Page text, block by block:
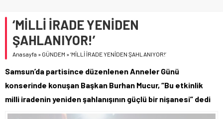
‘MİLLİ İRADE YENİDEN
ŞAHLANIYOR!’
Anasayfa » GÜNDEM »‘MİLLİ İRADE YENİDEN ŞAHLANIYOR!’
Samsun’da partisince düzenlenen Anneler Günü
konserinde konuşan Başkan Burhan Mucur, “Bu etkinlik
milli iradenin yeniden şahlanışının güçlü bir nişanesi” dedi